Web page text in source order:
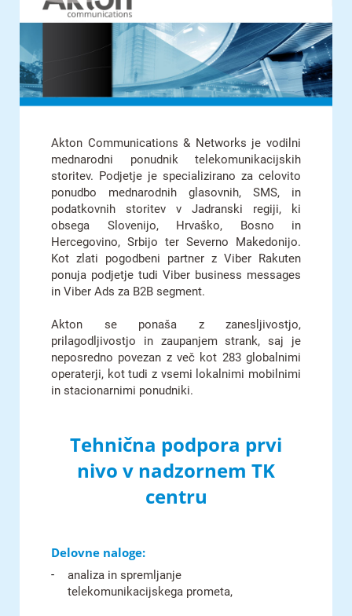
Akton Communications & Networks je vodilni
mednarodni ponudnik telekomunikacijskih
storitev. Podjetje je specializirano za celovito
ponudbo mednarodnih glasovnih, SMS, in
podatkovnih storitev v Jadranski regiji, ki
obsega Slovenijo, Hrvaško, Bosno in
Hercegovino, Srbijo ter Severno Makedonijo.
Kot zlati pogodbeni partner z Viber Rakuten
ponuja podjetje tudi Viber business messages
in Viber Ads za B2B segment.
Akton se ponaša z zanesljivostjo,
prilagodljivostjo in zaupanjem strank, saj je
neposredno povezan z več kot 283 globalnimi
operaterji, kot tudi z vsemi lokalnimi mobilnimi
in stacionarnimi ponudniki.
Tehnična podpora prvi
nivo v nadzornem TK
centru
Delovne naloge:
analiza in spremljanje
telekomunikacijskega prometa,